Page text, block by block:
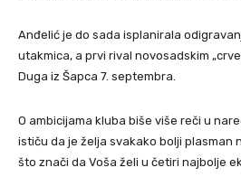
Anđelić je do sada isplanirala
utakmica, a prvi rival novosadskim
Duga iz Šapca 7. septembra.
O ambicijama kluba biše više reči u
ističu da je želja svakako bolji plasman
što znači da Voša želi u četiri najbolje